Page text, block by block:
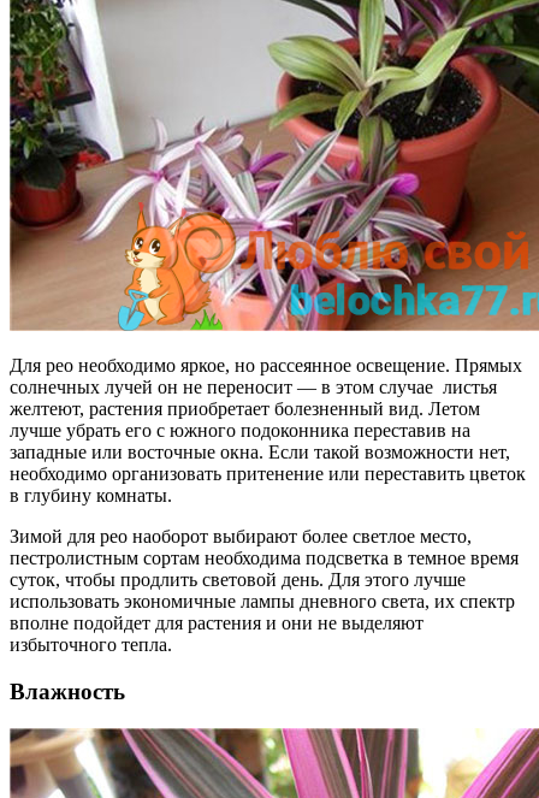
Для рео необходимо яркое, но рассеянное освещение. Прямых
солнечных лучей он не переносит — в этом случае листья
желтеют, растения приобретает болезненный вид. Летом
лучше убрать его с южного подоконника переставив на
западные или восточные окна. Если такой возможности нет,
необходимо организовать притенение или переставить цветок
в глубину комнаты.
Зимой для рео наоборот выбирают более светлое место,
пестролистным сортам необходима подсветка в темное время
суток, чтобы продлить световой день. Для этого лучше
использовать экономичные лампы дневного света, их спектр
вполне подойдет для растения и они не выделяют
избыточного тепла.
Влажность